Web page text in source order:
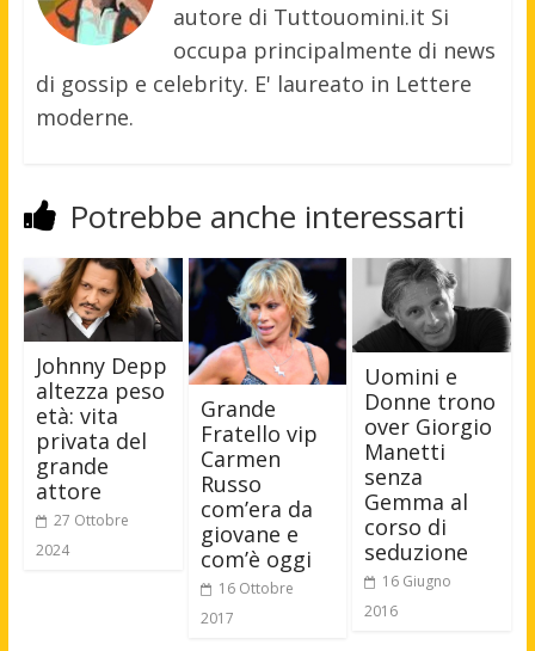
autore di Tuttouomini.it Si
occupa principalmente di news
di gossip e celebrity. E' laureato in Lettere
moderne.
Potrebbe anche interessarti
Johnny Depp
altezza peso
età: vita
privata del
grande
attore
27 Ottobre
2024
Grande
Fratello vip
Carmen
Russo
com’era da
giovane e
com’è oggi
16 Ottobre
2017
Uomini e
Donne trono
over Giorgio
Manetti
senza
Gemma al
corso di
seduzione
16 Giugno
2016